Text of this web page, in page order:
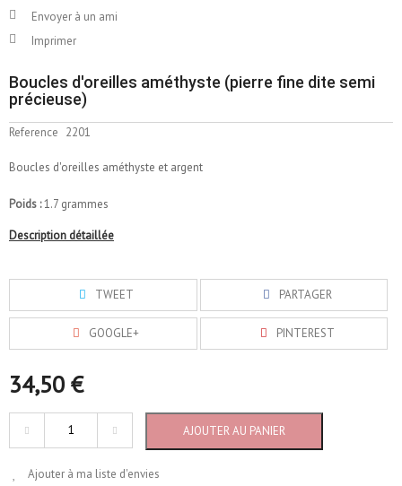
Envoyer à un ami
Imprimer
Boucles d'oreilles améthyste (pierre fine dite semi
précieuse)
Reference 2201
Boucles d'oreilles améthyste et argent
Poids :1.7 grammes
Description détaillée
TWEET PARTAGER
GOOGLE+ PINTEREST
34,50 €
AJOUTER AU PANIER
Ajouter à ma liste d'envies